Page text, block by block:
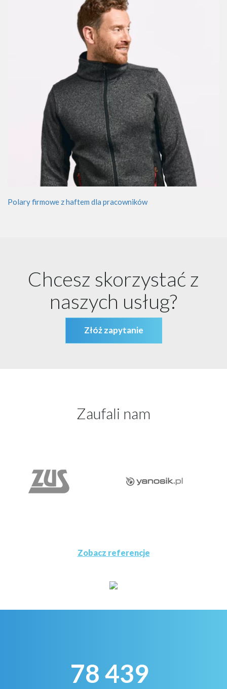
Polary firmowe z haftem dla pracowników
Chcesz skorzystać z
naszych usług?
Złóż zapytanie
Zaufali nam
Zobacz referencje
78 439